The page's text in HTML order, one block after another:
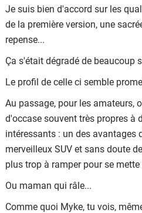
Je suis bien d'accord sur les
de la première version, une
repense...
Ça s'était dégradé de beaucoup
Le profil de celle ci semble
Au passage, pour les amateurs,
d'occase souvent très propres à
intéressants : un des avantages
merveilleux SUV et sans doute
plus trop à ramper pour se
Ou maman qui râle...
Comme quoi Myke, tu vois,